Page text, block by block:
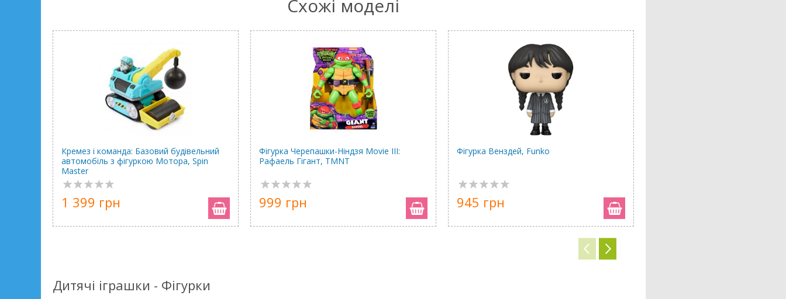
Схожі моделі
Кремез і команда: Базовий будівельний
автомобіль з фігуркою Мотора, Spin
Master
1 399 грн
Фігурка Черепашки-Ніндзя Мovie III:
Рафаель Гігант, TMNT
999 грн
Фігурка Венздей, Funko
945 грн
Дитячі іграшки - Фігурки